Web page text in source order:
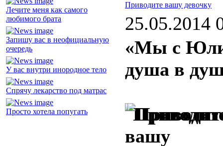
Лечите меня как самого
любимого брата
Запишу вас в неофициальную
очередь
У вас внутри инородное тело
Спрячу лекарство под матрас
Просто хотела попугать
Приводите вашу девочку
25.05.2014
«Мы с
душа в